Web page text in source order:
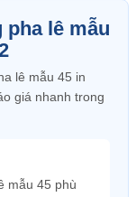
lê mẫu
lê mẫu 45 in
giá nhanh trong
mẫu 45 phù